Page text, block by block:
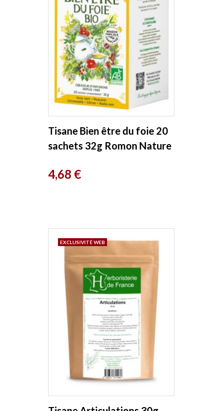
Tisane Bien être du foie 20
sachets 32g Romon Nature
Prix
4,68 €
EXCLUSIVITÉ WEB